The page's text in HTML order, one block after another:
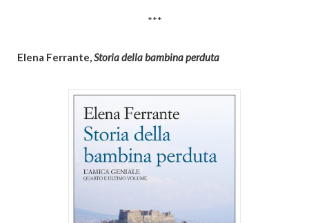
***
Elena Ferrante, Storia della bambina perduta